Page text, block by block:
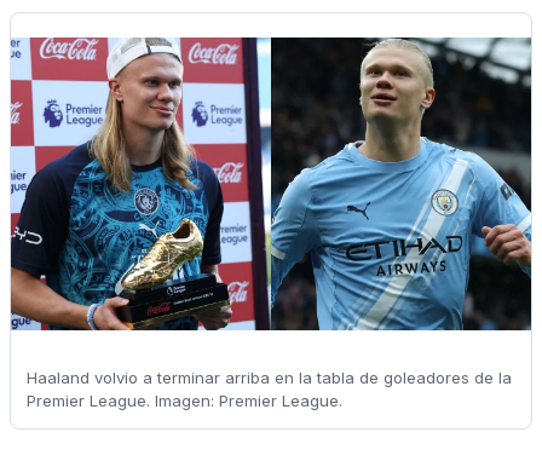
Haaland volvio a terminar arriba en la tabla de goleadores de la
Premier League. Imagen: Premier League.